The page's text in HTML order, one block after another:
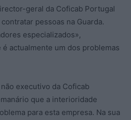
geral da Coficab Portugal
pessoas na Guarda.
especializados»,
actualmente um dos problemas
executivo da Coficab
que a interioridade
para esta empresa. Na sua